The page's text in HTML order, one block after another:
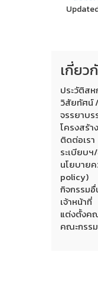
เกี่ย
ประวัติส
วิสัยทัศน์
จรรยาบ
โครงสร้
ติดต่อเรา
ระเบียบ
นโยบาย
policy)
กิจกรรมอื่
เจ้าหน้าที่
แต่งตั้งค
คณะกรร